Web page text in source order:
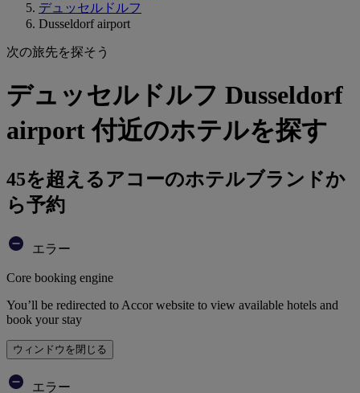
デュッセルドルフ
Dusseldorf airport
次の旅先を探そう
デュッセルドルフ Dusseldorf
airport 付近のホテルを探す
45を超えるアコーのホテルブランドか
ら予約
エラー
Core booking engine
You’ll be redirected to Accor website to view available hotels and
book your stay
ウィンドウを閉じる
エラー